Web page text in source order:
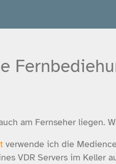
am Fernseher liegen.
verwende ich die
VDR Servers im Keller